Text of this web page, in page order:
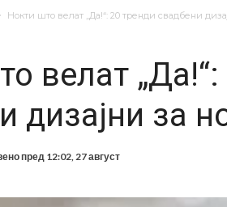
Нокти што велат „Да!“: 20 тренди свадбени
велат
дизајни за
пред12:02, 27 август